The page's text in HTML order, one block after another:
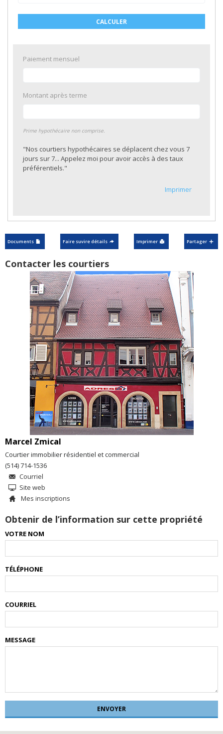
CALCULER
Paiement mensuel
Montant après terme
Prime hypothécaire non comprise.
"Nos courtiers hypothécaires se déplacent chez vous 7
jours sur 7... Appelez moi pour avoir accès à des taux
préférentiels."
Imprimer
Documents Faire suvire détails Imprimer Partager
Contacter les courtiers
Marcel Zmical
Courtier immobilier résidentiel et commercial
(514) 714-1536
Courriel
Site web
Mes inscriptions
Obtenir de l’information sur cette propriété
VOTRE NOM
TÉLÉPHONE
COURRIEL
MESSAGE
ENVOYER